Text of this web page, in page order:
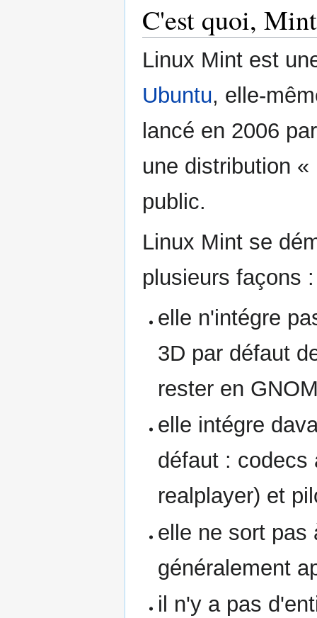
C'est quoi,
Linux Mint est
Ubuntu, elle-
lancé en 2006
une distribution
public.
Linux Mint se
plusieurs façons :
elle n'intégre
3D par défaut
rester en
elle intégre
défaut : codecs
realplayer) et
elle ne sort pas
généralement
il n'y a pas